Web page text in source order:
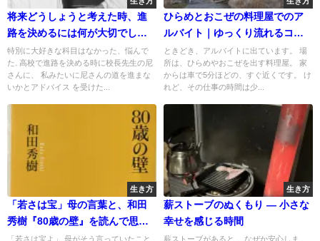
将来どうしょうと考えた時、進
路を決めるには何が大切でしょ
うか？
特別に大好きな科目はなかった、悩んで
た. 高校で進路を決める時に校長先生の尼
さんに、 私みたいに尼さんの道を進まな
いかとアドバイス を受けた...
ひらめとおこぜの料理屋でのア
ルバイト｜ゆっくり流れるコー
ス料理の時間
ときどき、アルバイトに出ています。 場
所は、ひらめやおこぜを出す料理屋。 家
からは車で5分ほどの、すぐ近くです。 け
れど、その仕事の時間は少...
生き方
「若さは宝」母の言葉と、和田
秀樹『80歳の壁』を読んで思う
こと
「若さは宝よ」 母がそう言っていたこと
生き方
薪ストーブのぬくもり — 小さな
幸せを感じる時間
薪ストーブがあると、 なぜか安心しま